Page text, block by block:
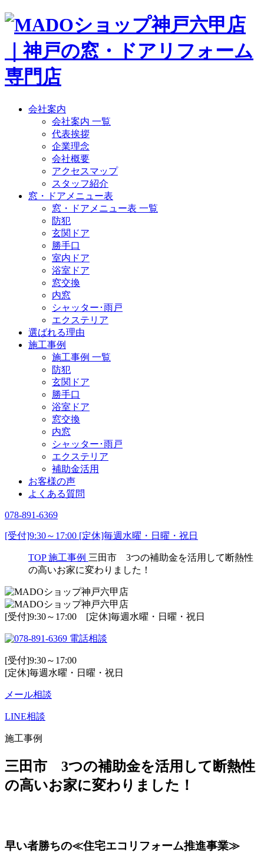
会社案内
会社案内 一覧
代表挨拶
企業理念
会社概要
アクセスマップ
スタッフ紹介
窓・ドアメニュー表
窓・ドアメニュー表 一覧
防犯
玄関ドア
勝手口
室内ドア
浴室ドア
窓交換
内窓
シャッター･雨戸
エクステリア
選ばれる理由
施工事例
施工事例 一覧
防犯
玄関ドア
勝手口
浴室ドア
窓交換
内窓
シャッター･雨戸
エクステリア
補助金活用
お客様の声
よくある質問
078-891-6369
[受付]9:30～17:00 [定休]毎週水曜・日曜・祝日
TOP 施工事例 三田市 3つの補助金を活用して断熱性
の高いお家に変わりました！
[受付]9:30～17:00 [定休]毎週水曜・日曜・祝日
電話相談
[受付]9:30～17:00
[定休]毎週水曜・日曜・祝日
メール相談
LINE相談
施工事例
三田市 3つの補助金を活用して断熱性
の高いお家に変わりました！
早い者勝ちの≪住宅エコリフォーム推進事業≫